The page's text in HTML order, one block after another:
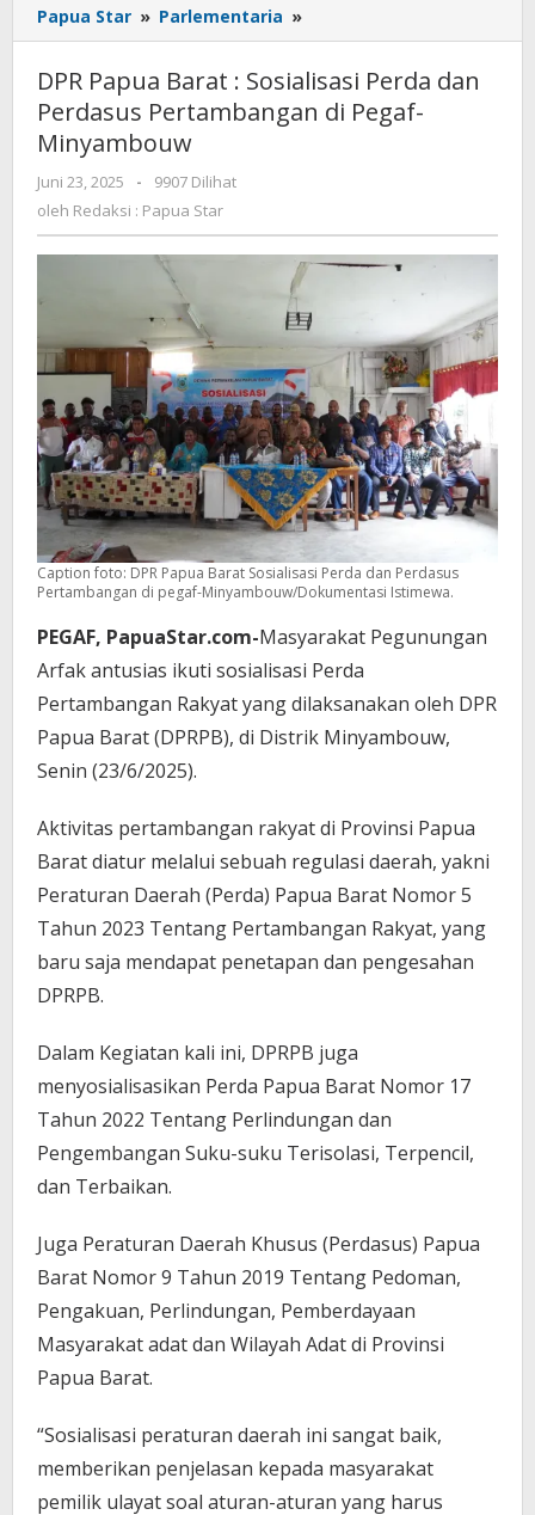
Papua Star » Parlementaria »
Papua
:
Sosialisasi
di
Pegaf-
DPR Papua Barat : Sosialisasi Perda dan
Perdasus Pertambangan di Pegaf-
Minyambouw
Juni 23, 2025
oleh
Redaksi
Star
-
9907 Dilihat
oleh Redaksi : Papua Star
Caption foto: DPR Papua Barat Sosialisasi Perda dan Perdasus
Pertambangan di pegaf-Minyambouw/Dokumentasi Istimewa.
PEGAF, PapuaStar.com-Masyarakat Pegunungan
Arfak antusias ikuti sosialisasi Perda
Pertambangan Rakyat yang dilaksanakan oleh DPR
Papua Barat (DPRPB), di Distrik Minyambouw,
Senin (23/6/2025).
Aktivitas pertambangan rakyat di Provinsi Papua
Barat diatur melalui sebuah regulasi daerah, yakni
Peraturan Daerah (Perda) Papua Barat Nomor 5
Tahun 2023 Tentang Pertambangan Rakyat, yang
baru saja mendapat penetapan dan pengesahan
DPRPB.
Dalam Kegiatan kali ini, DPRPB juga
menyosialisasikan Perda Papua Barat Nomor 17
Tahun 2022 Tentang Perlindungan dan
Pengembangan Suku-suku Terisolasi, Terpencil,
dan Terbaikan.
Juga Peraturan Daerah Khusus (Perdasus) Papua
Barat Nomor 9 Tahun 2019 Tentang Pedoman,
Pengakuan, Perlindungan, Pemberdayaan
Masyarakat adat dan Wilayah Adat di Provinsi
Papua Barat.
“Sosialisasi peraturan daerah ini sangat baik,
memberikan penjelasan kepada masyarakat
pemilik ulayat soal aturan-aturan yang harus